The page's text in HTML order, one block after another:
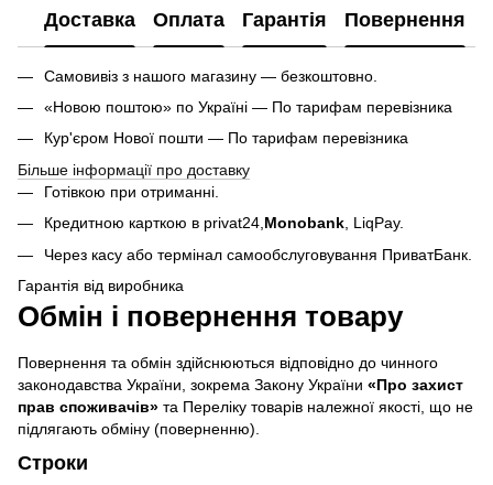
Доставка Оплата Гарантія Повернення
Самовивіз з нашого магазину — безкоштовно.
«Новою поштою» по Україні — По тарифам перевізника
Кур'єром Нової пошти — По тарифам перевізника
Більше інформації про доставку
Готівкою при отриманні.
Кредитною карткою в privat24, Monobank LiqPay.
Через касу або термінал самообслуговування ПриватБанк.
Гарантія від виробника
Обмін і повернення товару
Повернення та обмін здійснюються відповідно до чинного
законодавства України, зокрема Закону України «Про захист
прав споживачів» та Переліку товарів належної якості, що не
підлягають обміну (поверненню).
Строки